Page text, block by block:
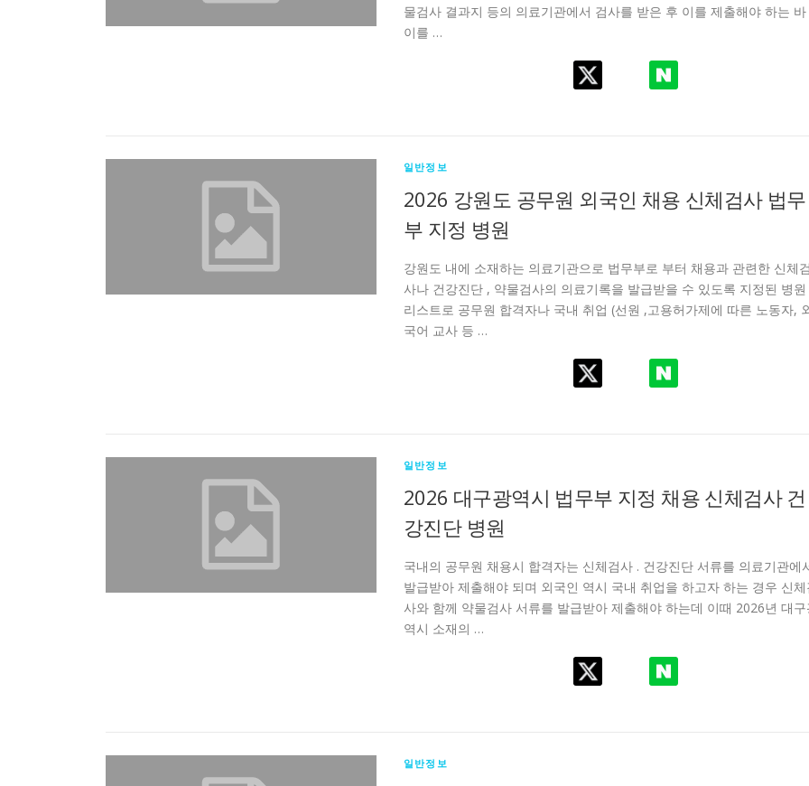
물검사 결과지 등의 의료기관에서 검사를 받은 후 이를 제출해야 하는 바
이를 …
일반정보
2026 강원도 공무원 외국인 채용 신체검사 법무
부 지정 병원
강원도 내에 소재하는 의료기관으로 법무부로 부터 채용과 관련한 신체검
사나 건강진단 , 약물검사의 의료기록을 발급받을 수 있도록 지정된 병원
리스트로 공무원 합격자나 국내 취업 (선원 ,고용허가제에 따른 노동자,
국어 교사 등 …
일반정보
2026 대구광역시 법무부 지정 채용 신체검사 건
강진단 병원
국내의 공무원 채용시 합격자는 신체검사 . 건강진단 서류를 의료기관에
발급받아 제출해야 되며 외국인 역시 국내 취업을 하고자 하는 경우 신체
사와 함께 약물검사 서류를 발급받아 제출해야 하는데 이때 2026년 대
역시 소재의 …
일반정보